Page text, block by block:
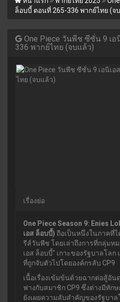
ล็อบบี้ ตอนที่ 265-336 พากย์ไทย (จ
One Piece วันพีช ซีซั่น 9 เ
336 พากย์ไทย (จบแล้ว)
เรื่องย่อ
One Piece Season 9: Enies
เอส ล็อบบี้) ถือเป็นหนึ่งในภาคที่
รีส์วันพีช โดยเล่าถึงการที่กลุ่มหม
เอส ล็อบบี้" เกาะของรัฐบาลโลก
ที่ถูกจับตัวไปโดยองค์กรลับ CP9
เนื้อเรื่องเข้มข้นด้วยฉากต่อสู้อัน
ฟางกับสมาชิก CP9 ซึ่งต่างมีทัก
ยังเผยความลับสำคัญของรัฐบา